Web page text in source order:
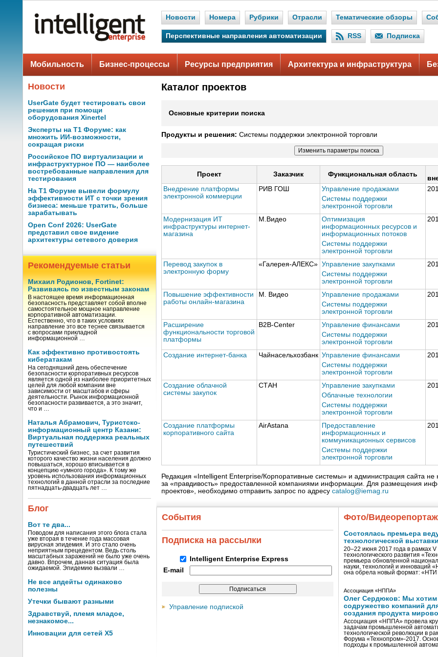
Новости Номера Рубрики Отрасли Тематические обзоры
Перспективные направления автоматизации RSS Подписка
Мобильность Бизнес-процессы Ресурсы предприятия Архитектура и инфраструктура
Новости
UserGate будет тестировать свои
решения при помощи
оборудования Xinertel
Эксперты на Т1 Форуме: как
множить ИИ-возможности,
сокращая риски
Российское ПО виртуализации и
инфраструктурное ПО — наиболее
востребованные направления для
тестирования
На Т1 Форуме вывели формулу
эффективности ИТ с точки зрения
бизнеса: меньше тратить, больше
зарабатывать
Open Conf 2026: UserGate
представил свое видение
архитектуры сетевого доверия
Рекомендуемые статьи
Михаил Родионов, Fortinet:
Развиваясь по известным законам
В настоящее время информационная
безопасность представляет собой вполне
самостоятельное мощное направление
корпоративной автоматизации.
Естественно, что в таких условиях
направление это все теснее связывается
с вопросами прикладной
информационной …
Как эффективно противостоять
кибератакам
На сегодняшний день обеспечение
безопасности корпоративных ресурсов
является одной из наиболее приоритетных
целей для любой компании вне
зависимости от масштабов и сферы
деятельности. Рынок информационной
безопасности развивается, а это значит,
что и …
Наталья Абрамович, Туристско-
информационный центр Казани:
Виртуальная поддержка реальных
путешествий
Туристический бизнес, за счет развития
которого качество жизни населения должно
повышаться, хорошо вписывается в
концепцию «умного города». К тому же
уровень использования информационных
технологий в данной отрасли за последние
пятнадцать-двадцать лет …
Блог
Вот те два...
Поводом для написания этого блога стала
уже вторая в течение года массовая
вирусная эпидемия. И это стало очень
неприятным прецедентом. Ведь столь
масштабных заражений не было уже очень
давно. Впрочем, данная ситуация была
ожидаемой. Эпидемию вызвали …
Не все апдейты одинаково
полезны
Утечки бывают разными
Здравствуй, племя младое,
незнакомое...
Инновации для сетей X5
Каталог проектов
Основные критерии поиска
Продукты и решения: Системы поддержки электронной торговли
Проект Заказчик Функциональная область
Внедрение платформы
электронной коммерции
РИВ ГОШ
Управление продажами
Системы поддержки
электронной торговли
Модернизация ИТ
инфраструктуры интернет-
магазина
М.Видео
Оптимизация
информационных ресурсов и
информационных потоков
Системы поддержки
электронной торговли
Перевод закупок в
электронную форму
«Галерея-АЛЕКС» Управление закупками
Системы поддержки
электронной торговли
Повышение эффективности
работы онлайн-магазина
М. Видео
Управление продажами
Системы поддержки
электронной торговли
Расширение
функциональности торговой
платформы
B2B-Center
Управление финансами
Системы поддержки
электронной торговли
Создание интернет-банка Чайнасельхозбанк Управление финансами
Системы поддержки
электронной торговли
Создание облачной
системы закупок
СТАН
Управление закупками
Облачные технологии
Системы поддержки
электронной торговли
Создание платформы
корпоративного сайта
AirAstana
Предоставление
информационных и
коммуникационных сервисов
Системы поддержки
электронной торговли
Редакция «Intelligent Enterprise/Корпоративные системы» и администрация сайта не
за «правдивость» предоставленной компаниями информации. Для размещения
проектов», необходимо отправить запрос по адресу catalog@iemag.ru
События
Подписка на рассылки
Intelligent Enterprise Express
E-mail
Управление подпиской
Фото/
Состоялась премьера
технологической
20–22 июня 2017 года в рамках
технологического развития
премьера обновленной
науки, технологий и инноваций
она обрела новый формат:
Ассоциация «НППА»
Олег Сердюков: Мы хотим
содружество компаний
создания продукта
Ассоциация «НППА» провела
задачам промышленной
технологической революции в
Форума «Технопром»-2017.
подходы к промышленной